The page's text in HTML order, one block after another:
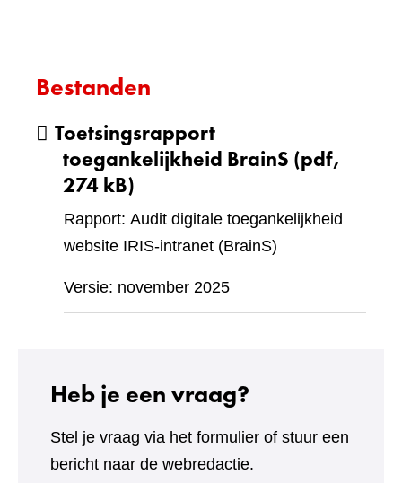
Bestanden
Toetsingsrapport
toegankelijkheid BrainS (pdf,
274 kB)
Rapport: Audit digitale toegankelijkheid
website IRIS-intranet (BrainS)
Versie: november 2025
Heb je een vraag?
Stel je vraag via het formulier of stuur een
bericht naar de webredactie.